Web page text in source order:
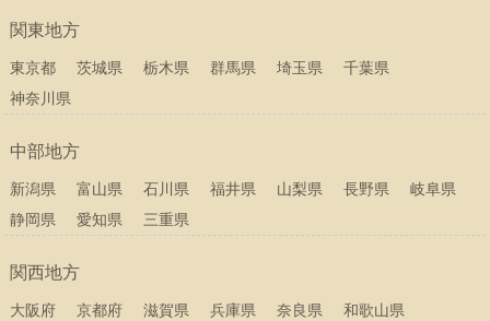
関東地方
東京都 茨城県 栃木県 群馬県 埼玉県
千葉県
神奈川県
中部地方
新潟県 富山県 石川県 福井県 山梨県 長野県
岐阜県
静岡県
愛知県 三重県
関西地方
大阪府 京都府 滋賀県 兵庫県 奈良県 和歌山県